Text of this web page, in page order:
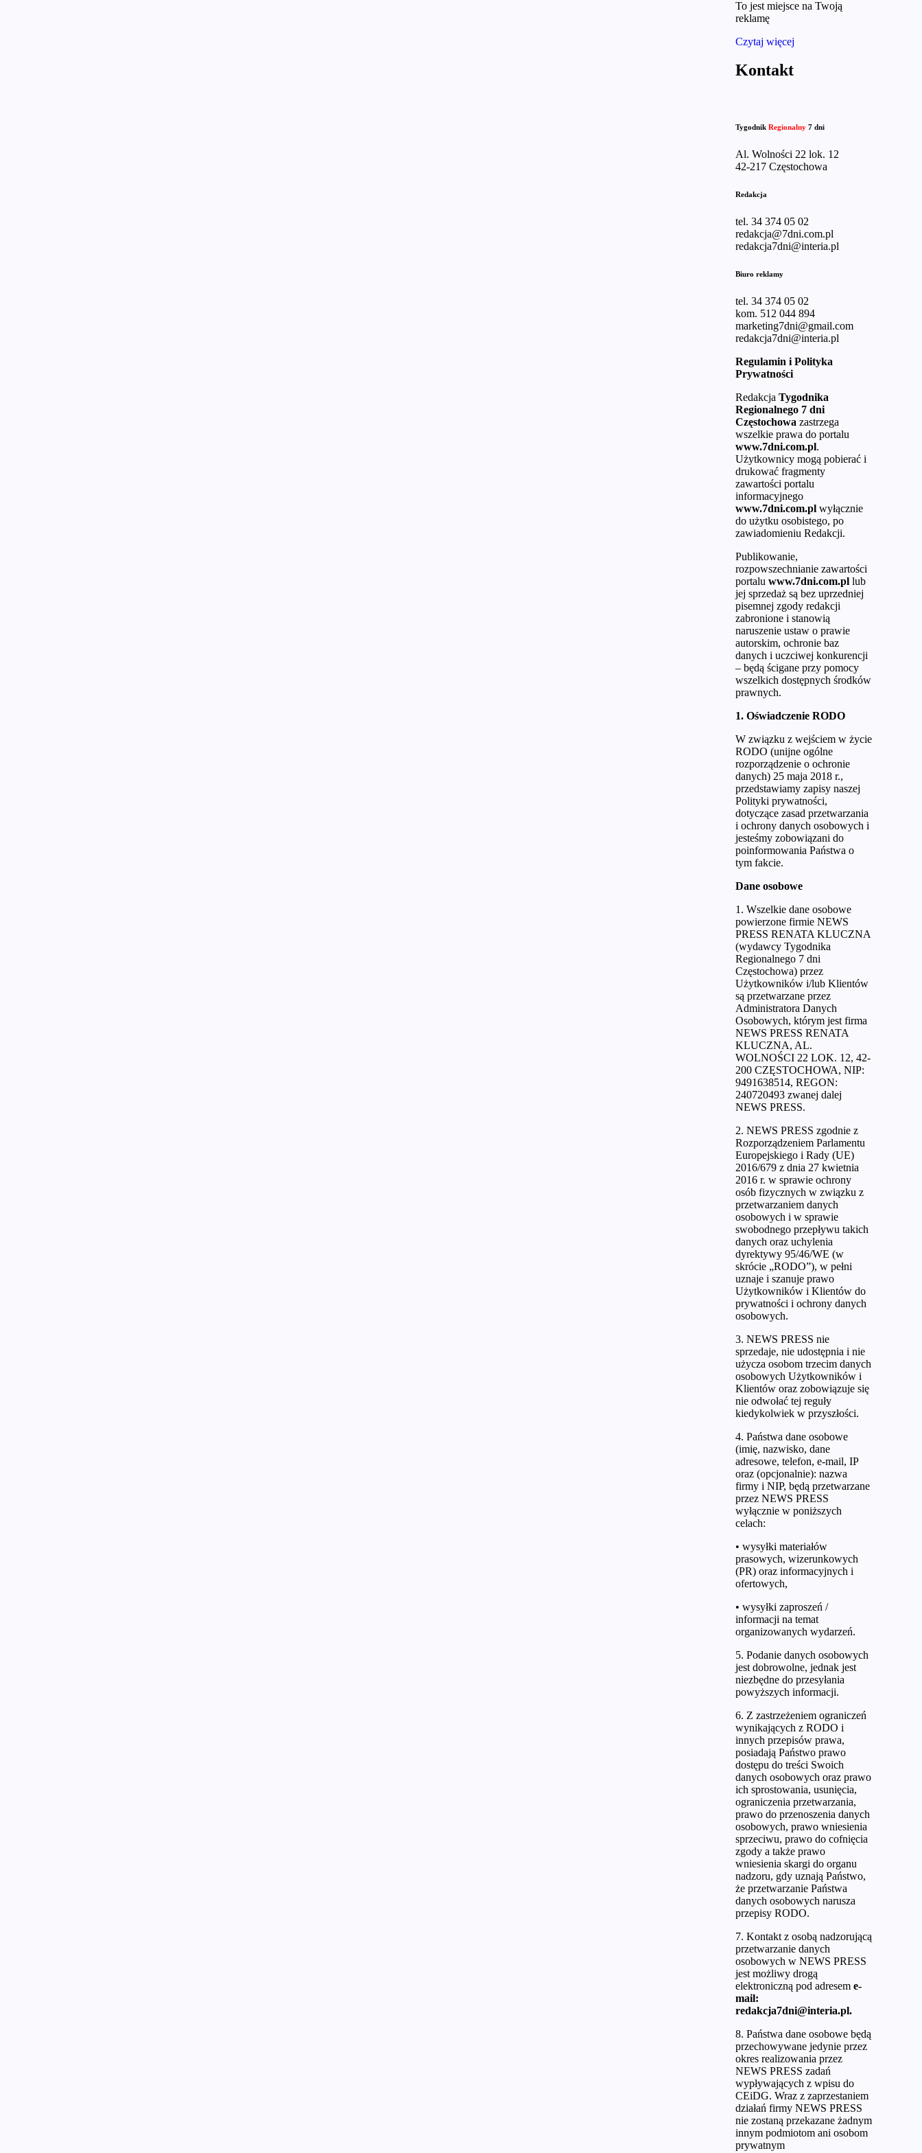
To jest miejsce na Twoją
reklamę
Czytaj więcej
Kontakt
Tygodnik Regionalny 7 dni
Al. Wolności 22 lok. 12
42-217 Częstochowa
Redakcja
tel. 34 374 05 02
redakcja@7dni.com.pl
redakcja7dni@interia.pl
Biuro reklamy
tel. 34 374 05 02
kom. 512 044 894
marketing7dni@gmail.com
redakcja7dni@interia.pl
Regulamin i Polityka
Prywatności
Redakcja Tygodnika
Regionalnego 7 dni
Częstochowa zastrzega
wszelkie prawa do portalu
www.7dni.com.pl.
Użytkownicy mogą pobierać i
drukować fragmenty
zawartości portalu
informacyjnego
www.7dni.com.plwyłącznie
do użytku osobistego, po
zawiadomieniu Redakcji.
Publikowanie,
rozpowszechnianie zawartości
portalu www.7dni.com.pllub
jej sprzedaż są bez uprzedniej
pisemnej zgody redakcji
zabronione i stanowią
naruszenie ustaw o prawie
autorskim, ochronie baz
danych i uczciwej konkurencji
– będą ścigane przy pomocy
wszelkich dostępnych środków
prawnych.
1. Oświadczenie RODO
W związku z wejściem w życie
RODO (unijne ogólne
rozporządzenie o ochronie
danych) 25 maja 2018 r.,
przedstawiamy zapisy naszej
Polityki prywatności,
dotyczące zasad przetwarzania
i ochrony danych osobowych i
jesteśmy zobowiązani do
poinformowania Państwa o
tym fakcie.
Dane osobowe
1. Wszelkie dane osobowe
powierzone firmie NEWS
PRESS RENATA KLUCZNA
(wydawcy Tygodnika
Regionalnego 7 dni
Częstochowa) przez
Użytkowników i/lub Klientów
są przetwarzane przez
Administratora Danych
Osobowych, którym jest firma
NEWS PRESS RENATA
KLUCZNA, AL.
WOLNOŚCI 22 LOK. 12, 42-
200 CZĘSTOCHOWA, NIP:
9491638514, REGON:
240720493 zwanej dalej
NEWS PRESS.
2. NEWS PRESS zgodnie z
Rozporządzeniem Parlamentu
Europejskiego i Rady (UE)
2016/679 z dnia 27 kwietnia
2016 r. w sprawie ochrony
osób fizycznych w związku z
przetwarzaniem danych
osobowych i w sprawie
swobodnego przepływu takich
danych oraz uchylenia
dyrektywy 95/46/WE (w
skrócie „RODO”), w pełni
uznaje i szanuje prawo
Użytkowników i Klientów do
prywatności i ochrony danych
osobowych.
3. NEWS PRESS nie
sprzedaje, nie udostępnia i nie
użycza osobom trzecim danych
osobowych Użytkowników i
Klientów oraz zobowiązuje się
nie odwołać tej reguły
kiedykolwiek w przyszłości.
4. Państwa dane osobowe
(imię, nazwisko, dane
adresowe, telefon, e-mail, IP
oraz (opcjonalnie): nazwa
firmy i NIP, będą przetwarzane
przez NEWS PRESS
wyłącznie w poniższych
celach:
• wysyłki materiałów
prasowych, wizerunkowych
(PR) oraz informacyjnych i
ofertowych,
• wysyłki zaproszeń /
informacji na temat
organizowanych wydarzeń.
5. Podanie danych osobowych
jest dobrowolne, jednak jest
niezbędne do przesyłania
powyższych informacji.
6. Z zastrzeżeniem ograniczeń
wynikających z RODO i
innych przepisów prawa,
posiadają Państwo prawo
dostępu do treści Swoich
danych osobowych oraz prawo
ich sprostowania, usunięcia,
ograniczenia przetwarzania,
prawo do przenoszenia danych
osobowych, prawo wniesienia
sprzeciwu, prawo do cofnięcia
zgody a także prawo
wniesienia skargi do organu
nadzoru, gdy uznają Państwo,
że przetwarzanie Państwa
danych osobowych narusza
przepisy RODO.
7. Kontakt z osobą nadzorującą
przetwarzanie danych
osobowych w NEWS PRESS
jest możliwy drogą
elektroniczną pod adresem e-
mail:
redakcja7dni@interia.pl.
8. Państwa dane osobowe będą
przechowywane jedynie przez
okres realizowania przez
NEWS PRESS zadań
wypływających z wpisu do
CEiDG. Wraz z zaprzestaniem
działań firmy NEWS PRESS
nie zostaną przekazane żadnym
innym podmiotom ani osobom
prywatnym